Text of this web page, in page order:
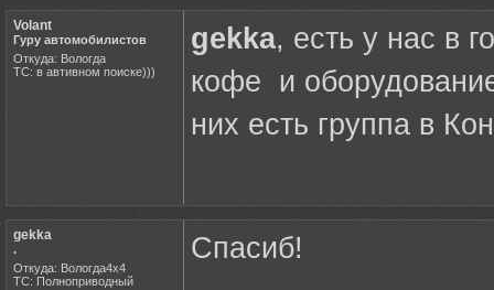
Volant
Гуру автомобилистов
Откуда: Вологда
ТС: в автивном поиске)))
gekka, есть у нас в
кофе и
них есть группа в
gekka
.
Откуда: Вологда4х4
ТС: Полноприводный
Спасиб!